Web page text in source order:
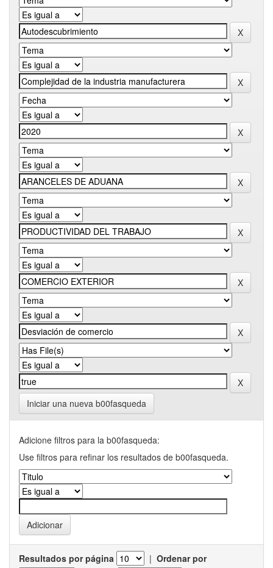
Iniciar una nueva b00fasqueda
Adicione filtros para la b00fasqueda:
Use filtros para refinar los resultados de b00fasqueda.
Resultados por página | Ordenar por